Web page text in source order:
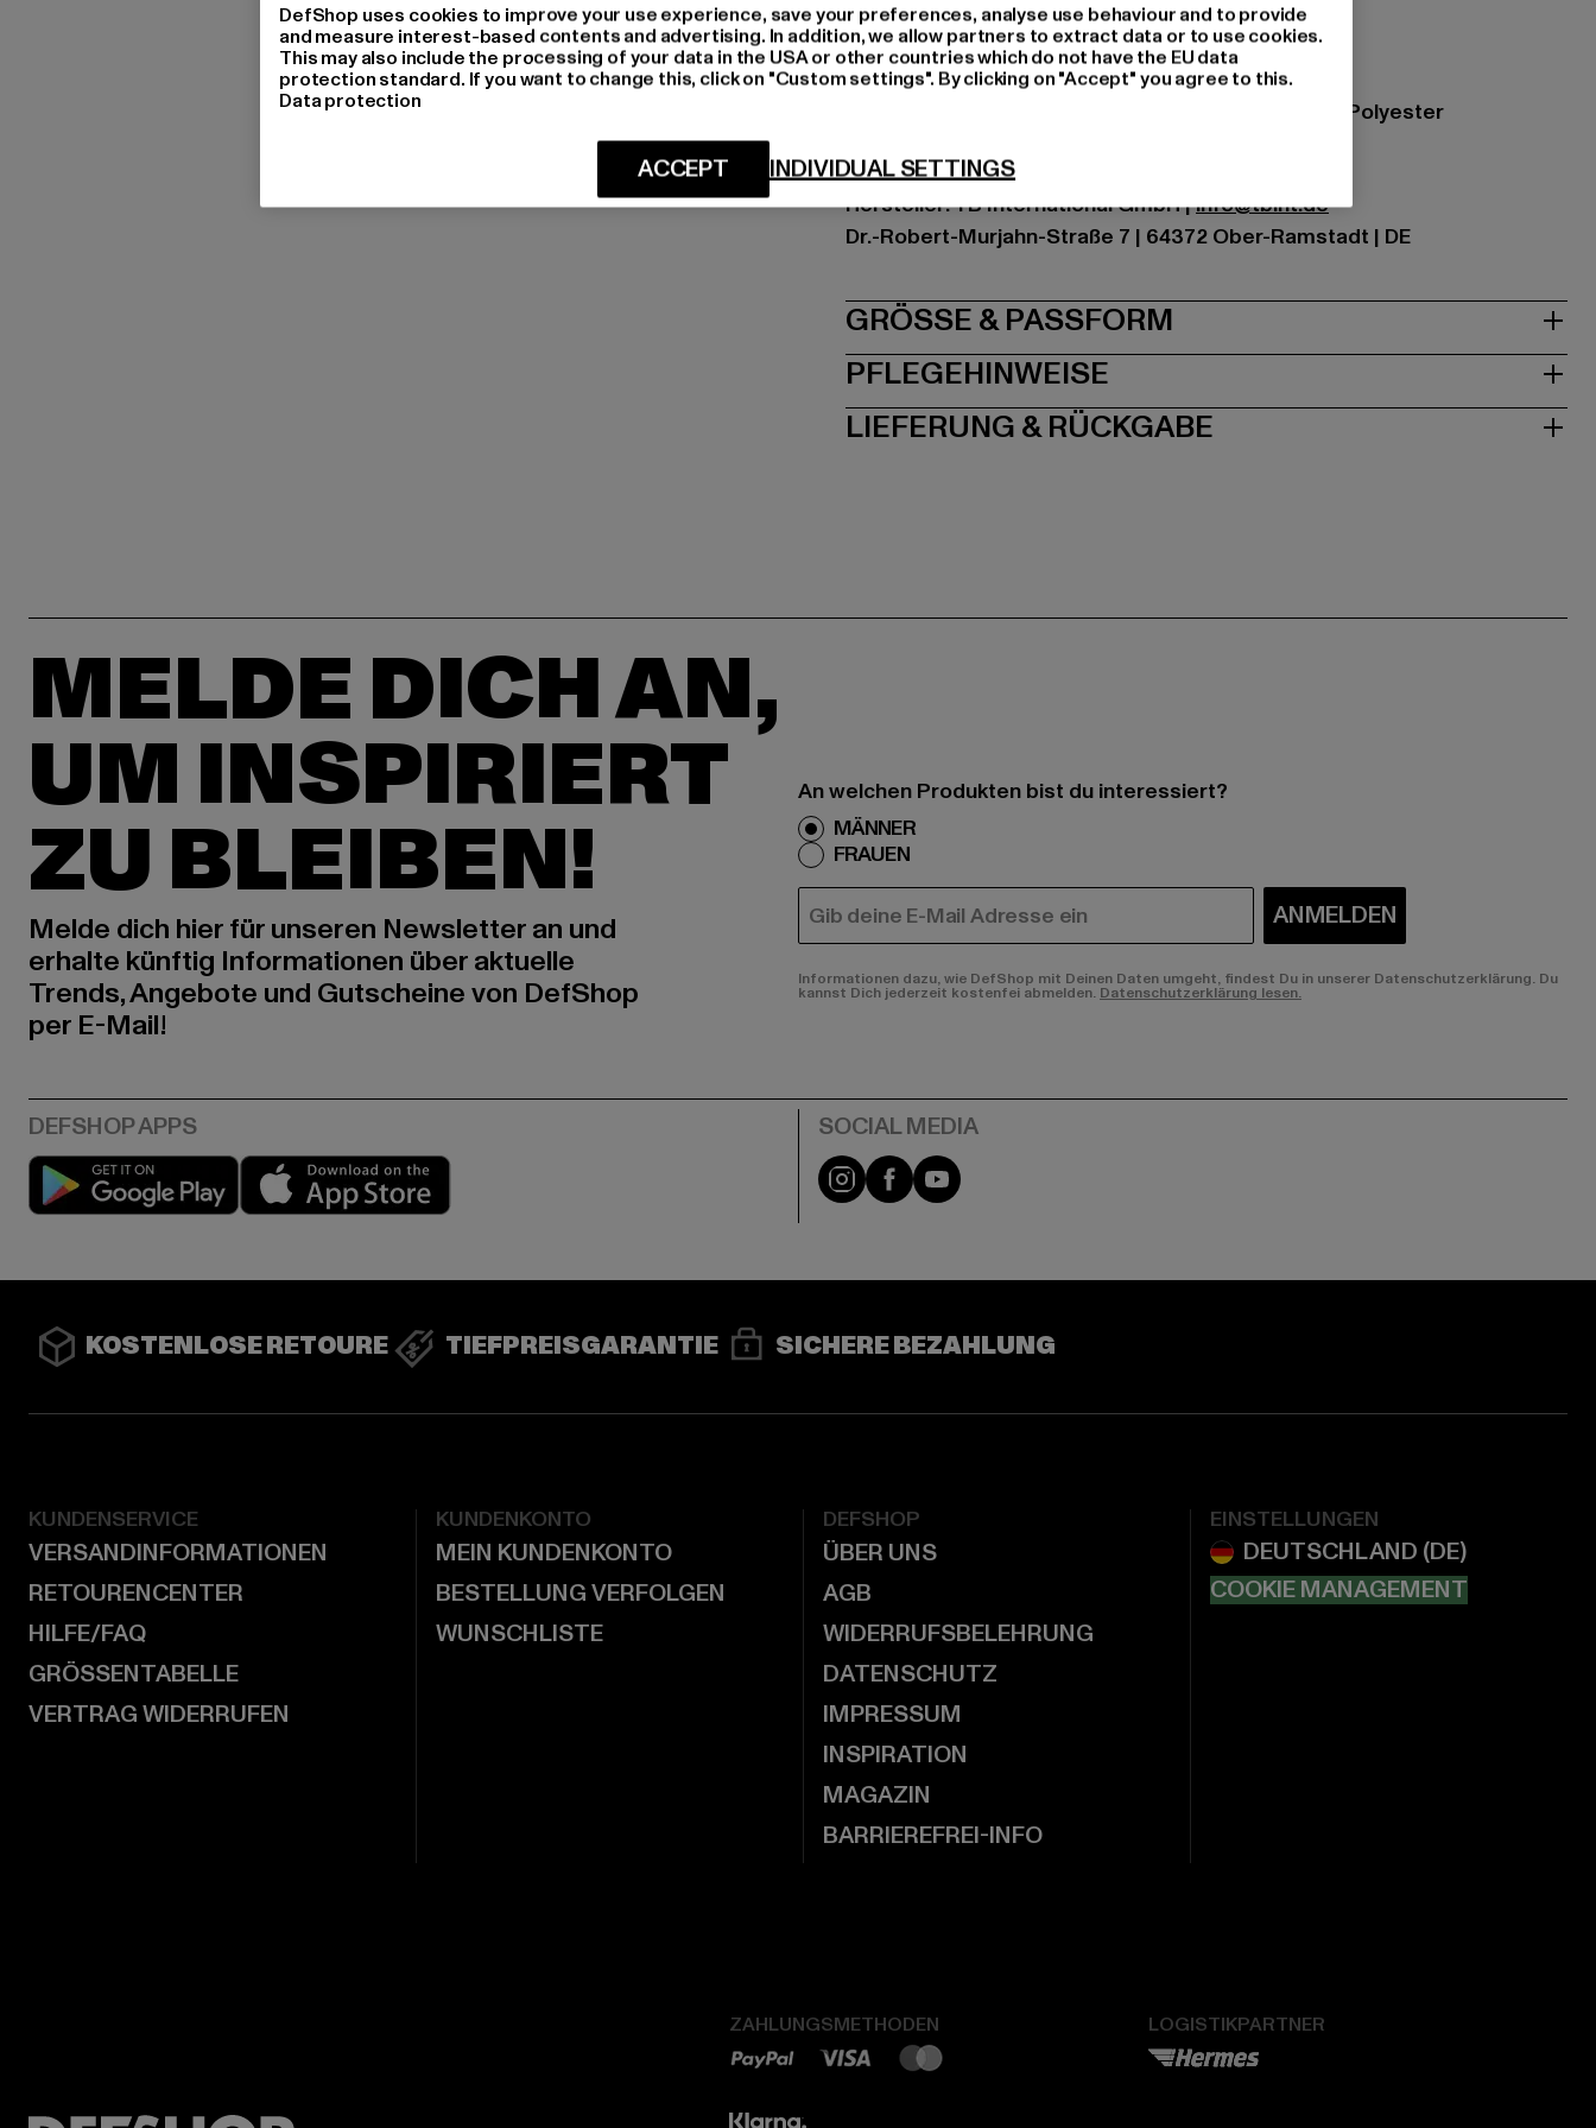
Kat.: Zip Hoodies
Farbe: schwarz
Hersteller Farbe: black
Materialzusammensetzung: 70% Baumwolle, 30% Polyester
Hersteller: TB International GmbH |info@tbint.de
Dr.-Robert-Murjahn-Straße 7 | 64372 Ober-Ramstadt | DE
GRÖSSE & PASSFORM
PFLEGEHINWEISE
LIEFERUNG & RÜCKGABE
MELDE DICH AN,
UM INSPIRIERT
ZU BLEIBEN!
Melde dich hier für unseren Newsletter an und
erhalte künftig Informationen über aktuelle
Trends, Angebote und Gutscheine von DefShop
per E-Mail!
An welchen Produkten bist du interessiert?
MÄNNER
FRAUEN
E-MAIL ANMELDEN
Informationen dazu, wie DefShop mit Deinen Daten umgeht, findest Du in unserer Datenschutzerklärung. Du
kannst Dich jederzeit kostenfei abmelden. Datenschutzerklärung lesen.
Play market Instagram
FacebookYouTube
KOSTENLOSE RETOURE TIEFPREISGARANTIE SICHERE BEZAHLUNG
KUNDENSERVICE
VERSANDINFORMATIONEN
RETOURENCENTER
HILFE/FAQ
GRÖSSENTABELLE
VERTRAG WIDERRUFEN
KUNDENKONTO
MEIN KUNDENKONTO
BESTELLUNG VERFOLGEN
WUNSCHLISTE
DEFSHOP
ÜBER UNS
AGB
WIDERRUFSBELEHRUNG
DATENSCHUTZ
IMPRESSUM
INSPIRATION
MAGAZIN
BARRIEREFREI-INFO
EINSTELLUNGEN
COOKIE MANAGEMENT
ZAHLUNGSMETHODEN LOGISTIKPARTNER
DefShop uses cookies to improve your use experience, save your preferences, analyse use behaviour and to provide
and measure interest-based contents and advertising. In addition, we allow partners to extract data or to use cookies.
This may also include the processing of your data in the USA or other countries which do not have the EU data
protection standard. If you want to change this, click on "Custom settings". By clicking on "Accept" you agree to this.
Data protection
INDIVIDUAL SETTINGS
ACCEPT